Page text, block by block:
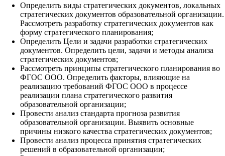
Определить виды стратегических документов, локальных
стратегических документов образовательной организации.
Рассмотреть разработку стратегических документов как
форму стратегического планирования;
Определить Цели и задачи разработки стратегических
документов. Определить цели, задачи и методы анализа
стратегических документов;
Рассмотреть принципы стратегического планирования во
ФГОС ООО. Определить факторы, влияющие на
реализацию требований ФГОС ООО в процессе
реализации плана стратегического развития
образовательной организации;
Провести анализ стандарта прогноза развития
образовательной организации. Выявить основные
причины низкого качества стратегических документов;
Провести анализ процесса принятия стратегических
решений в образовательной организации;